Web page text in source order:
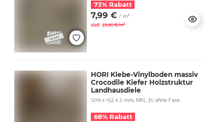
73% Rabatt
7,99 € / m²
statt 29,90 €/m²
HORI Klebe-Vinylboden massiv
Crocodile Kiefer Holzstruktur
Landhausdiele
1219 x 152 x 2 mm, NKL 31, ohne Fase
68% Rabatt